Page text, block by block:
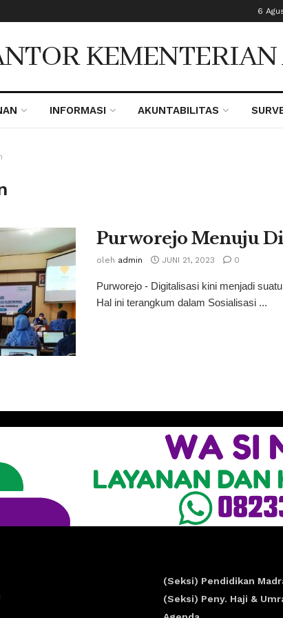
6
INFORMASI AKUNTABILITAS
Purworejo Menuju
oleh admin JUNI 21, 2023 0
Purworejo - Digitalisasi kini menjadi
Hal ini terangkum dalam Sosialisasi ...
(Seksi) Pendidikan
(Seksi) Peny. Haji &